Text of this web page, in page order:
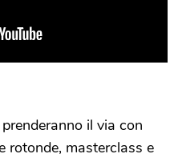
il via con
rotonde, masterclass e